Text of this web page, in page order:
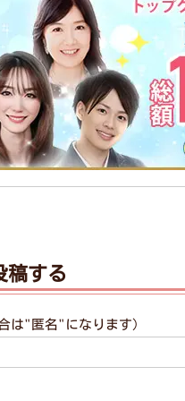
稿する
は"匿名"になります）